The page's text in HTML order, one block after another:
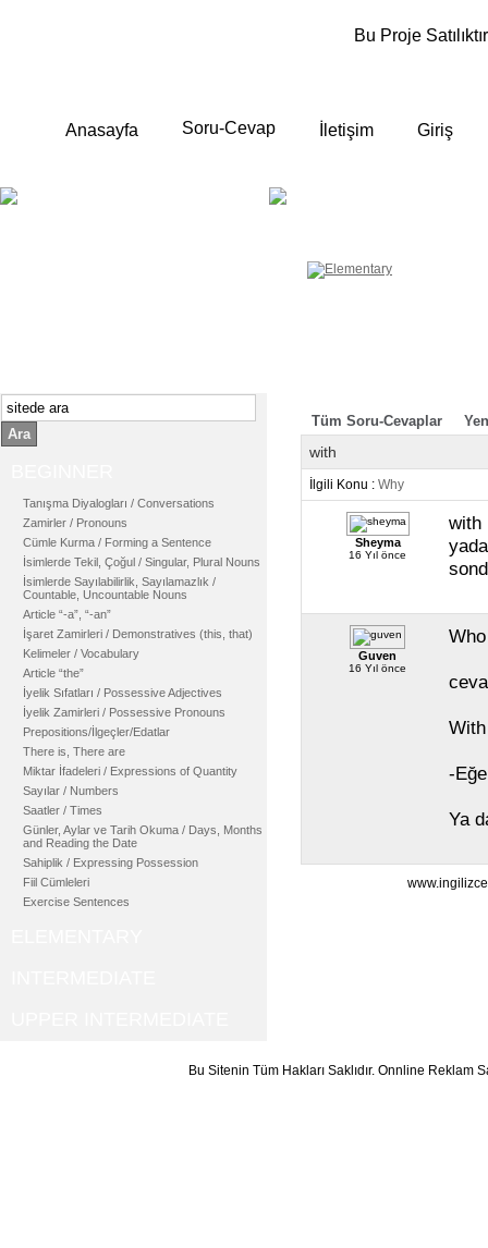
Bu Proje
Anasayfa Soru-Cevap İletişim Giriş
Ara
Tanışma Diyalogları / Conversations
Zamirler / Pronouns
Cümle Kurma / Forming a Sentence
İsimlerde Tekil, Çoğul / Singular, Plural Nouns
İsimlerde Sayılabilirlik, Sayılamazlık /
Countable, Uncountable Nouns
Article “-a”, “-an”
İşaret Zamirleri / Demonstratives (this, that)
Kelimeler / Vocabulary
Article “the”
İyelik Sıfatları / Possessive Adjectives
İyelik Zamirleri / Possessive Pronouns
Prepositions/İlgeçler/Edatlar
There is, There are
Miktar İfadeleri / Expressions of Quantity
Sayılar / Numbers
Saatler / Times
Günler, Aylar ve Tarih Okuma / Days, Months
and Reading the Date
Sahiplik / Expressing Possession
Fiil Cümleleri
Exercise Sentences
Tüm Soru-Cevaplar
with
İlgili Konu : Why
Sheyma
16 Yıl önce
with
Guven
16 Yıl önce
-
Ya
Bu Sitenin Tüm Hakları Saklıdır. Onnline